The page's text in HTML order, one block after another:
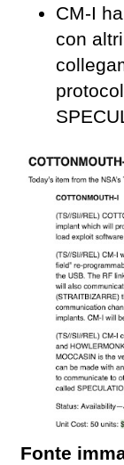
CM-I
con
Fonte